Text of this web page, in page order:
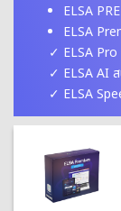
ELSA
ELSA
ELSA
ELSA AI
ELSA